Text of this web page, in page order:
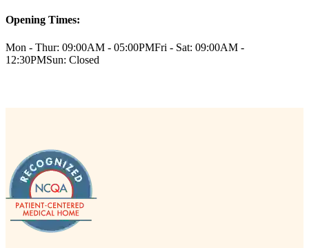
Opening Times:
Mon - Thur: 09:00AM - 05:00PMFri - Sat: 09:00AM -
12:30PMSun: Closed